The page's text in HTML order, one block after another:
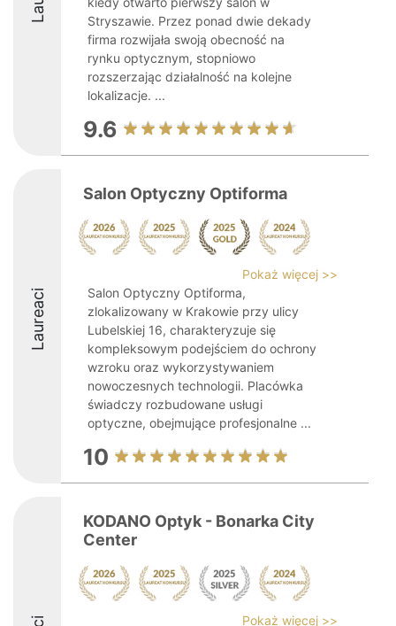
Stryszawie. Przez ponad dwie dekady
firma rozwijała swoją obecność na
rynku optycznym, stopniowo
rozszerzając działalność na kolejne
lokalizacje. ...
9.6
Laureaci
Salon Optyczny Optiforma
Pokaż więcej >>
Salon Optyczny Optiforma,
zlokalizowany w Krakowie przy ulicy
Lubelskiej 16, charakteryzuje się
kompleksowym podejściem do ochrony
wzroku oraz wykorzystywaniem
nowoczesnych technologii. Placówka
świadczy rozbudowane usługi
optyczne, obejmujące profesjonalne ...
10
KODANO Optyk - Bonarka City
Center
Pokaż więcej >>